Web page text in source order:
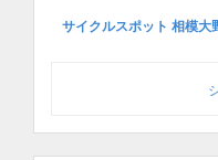
サイクルスポット 相模大